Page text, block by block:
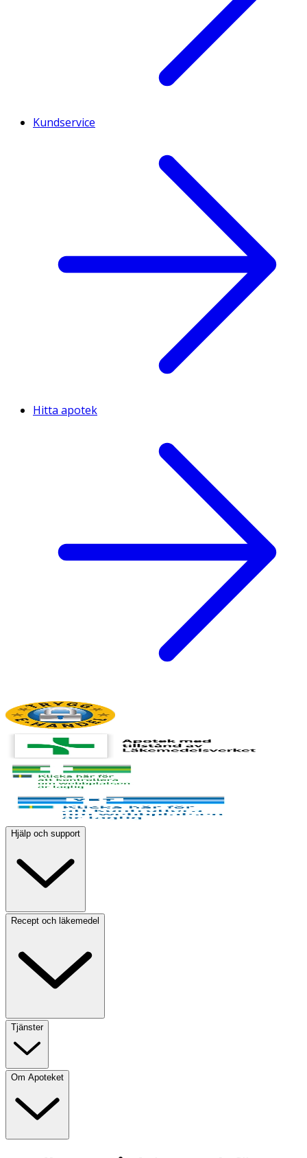
Kundservice
Hitta apotek
Hjälp och support
Recept och läkemedel
Tjänster
Om Apoteket